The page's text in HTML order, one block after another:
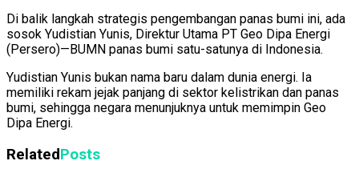
Di balik langkah strategis pengembangan panas bumi ini, ada
sosok Yudistian Yunis, Direktur Utama PT Geo Dipa Energi
(Persero)—BUMN panas bumi satu-satunya di Indonesia.
Yudistian Yunis bukan nama baru dalam dunia energi. Ia
memiliki rekam jejak panjang di sektor kelistrikan dan panas
bumi, sehingga negara menunjuknya untuk memimpin Geo
Dipa Energi.
RelatedPosts